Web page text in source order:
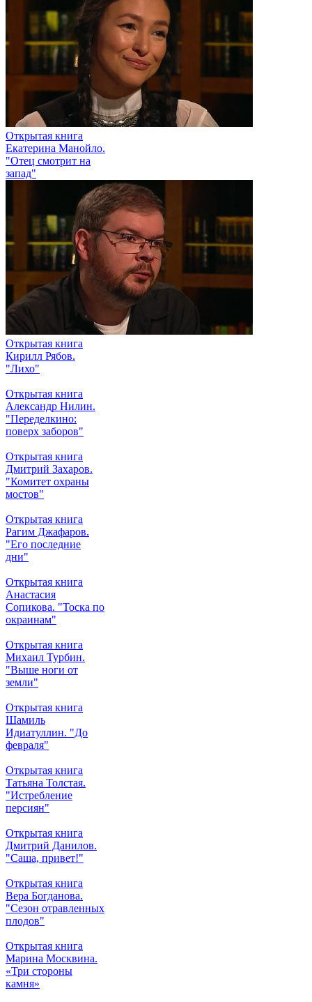
Открытая книга
Екатерина Манойло.
"Отец смотрит на
запад"
Открытая книга
Кирилл Рябов.
"Лихо"
Открытая книга
Александр Нилин.
"Переделкино:
поверх заборов"
Открытая книга
Дмитрий Захаров.
"Комитет охраны
мостов"
Открытая книга
Рагим Джафаров.
"Его последние
дни"
Открытая книга
Анастасия
Сопикова. "Тоска по
окраинам"
Открытая книга
Михаил Турбин.
"Выше ноги от
земли"
Открытая книга
Шамиль
Идиатуллин. "До
февраля"
Открытая книга
Татьяна Толстая.
"Истребление
персиян"
Открытая книга
Дмитрий Данилов.
"Саша, привет!"
Открытая книга
Вера Богданова.
"Сезон отравленных
плодов"
Открытая книга
Марина Москвина.
«Три стороны
камня»